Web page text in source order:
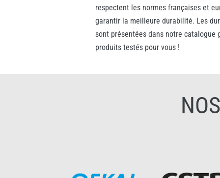
respectent les normes françaises et
garantir la meilleure durabilité. Les
sont présentées dans notre catalogue
produits testés pour vous !